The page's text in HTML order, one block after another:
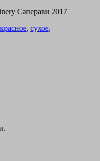
красное, сухое,